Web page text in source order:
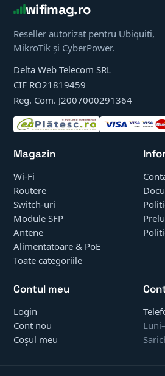
wifimag.ro
Reseller autorizat pentru Ubiquiti,
MikroTik și CyberPower.
Delta Web Telecom SRL
CIF RO21819459
Reg. Com. J2007000291364
Magazin
Wi-Fi
Routere
Switch-uri
Module SFP
Antene
Alimentatoare & PoE
Toate categoriile
Contul meu
Login
Cont nou
Coșul meu